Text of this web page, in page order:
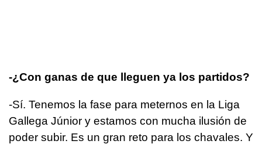
-¿Con ganas de que lleguen ya los partidos?
-Sí. Tenemos la fase para meternos en la Liga
Gallega Júnior y estamos con mucha ilusión de
poder subir. Es un gran reto para los chavales. Y